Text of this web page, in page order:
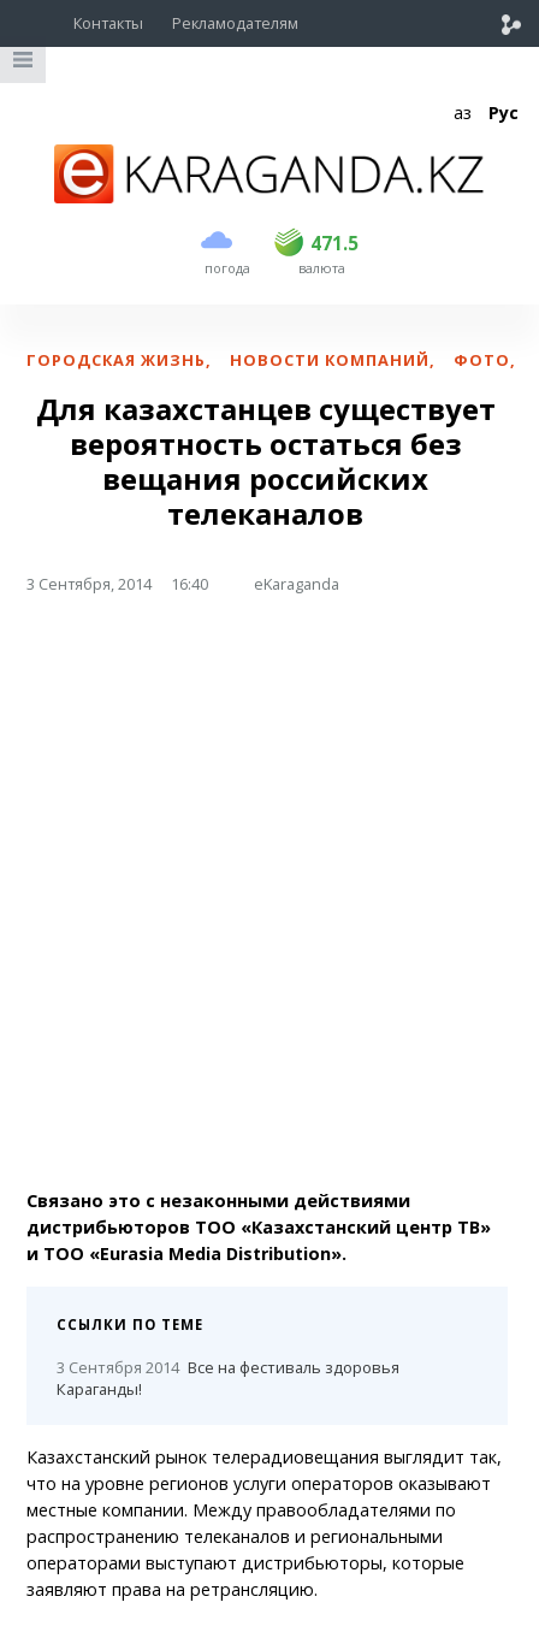
Контакты Рекламодателям
Қаз Рус
погода
471.5
USD 470.5 471.5
EUR валюта
ГОРОДСКАЯ ЖИЗНЬ, НОВОСТИ КОМПАНИЙ, ФОТО,
Для казахстанцев существует
вероятность остаться без
вещания российских
телеканалов
3 Сентября, 2014 16:40 eKaraganda
Связано это с незаконными действиями
дистрибьюторов ТОО «Казахстанский центр ТВ»
и ТОО «Eurasia Media Distribution».
ССЫЛКИ ПО ТЕМЕ
3 Сентября 2014 Все на фестиваль здоровья
Караганды!
Казахстанский рынок телерадиовещания выглядит так,
что на уровне регионов услуги операторов оказывают
местные компании. Между правообладателями по
распространению телеканалов и региональными
операторами выступают дистрибьюторы, которые
заявляют права на ретрансляцию.